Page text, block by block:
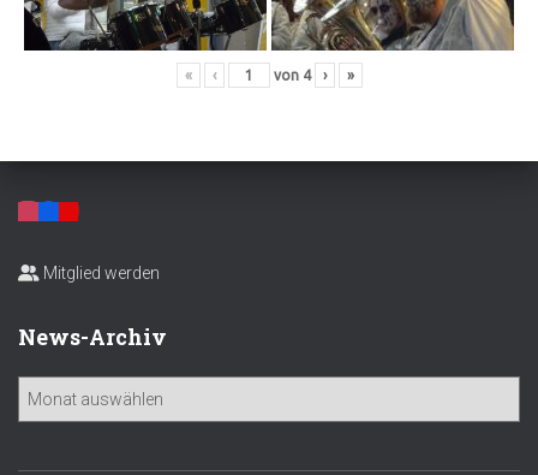
« ‹ von 4 › »
Mitglied werden
News-Archiv
s